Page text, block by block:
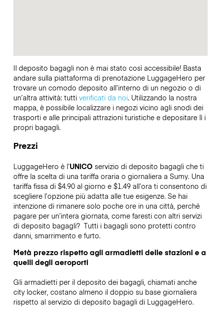
Il deposito bagagli non è mai stato così accessibile! Basta
andare sulla piattaforma di prenotazione LuggageHero per
trovare un comodo deposito all’interno di un negozio o di
un’altra attività: tutti verificati da noi. Utilizzando la nostra
mappa, è possibile localizzare i negozi vicino agli snodi dei
trasporti e alle principali attrazioni turistiche e depositare lì i
propri bagagli.
Prezzi
LuggageHero è l’UNICO servizio di deposito bagagli che ti
offre la scelta di una tariffa oraria o giornaliera a Sumy. Una
tariffa fissa di $4.90 al giorno e $1.49 all’ora ti consentono di
scegliere l’opzione più adatta alle tue esigenze. Se hai
intenzione di rimanere solo poche ore in una città, perché
pagare per un’intera giornata, come faresti con altri servizi
di deposito bagagli? Tutti i bagagli sono protetti contro
danni, smarrimento e furto.
Metà prezzo rispetto agli armadietti delle stazioni e a
quelli degli aeroporti
Gli armadietti per il deposito dei bagagli, chiamati anche
city locker, costano almeno il doppio su base giornaliera
rispetto al servizio di deposito bagagli di LuggageHero.